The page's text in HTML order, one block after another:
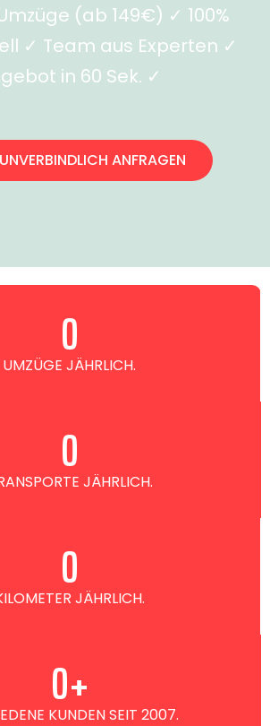
(ab 149€) ✓ 100%
✓ Team aus Experten ✓
in 60 Sek. ✓
ANFRAGEN
UMZÜGE JÄHRLICH.
0
JÄHRLICH.
0
JÄHRLICH.
0
KUNDEN SEIT 2007.
0+